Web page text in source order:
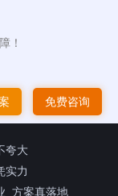
！
免费咨询
夸大
实力
方案真落地